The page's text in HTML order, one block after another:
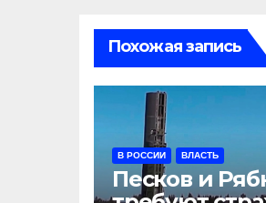
Похожая запись
В РОССИИ ВЛАСТЬ
Песков и